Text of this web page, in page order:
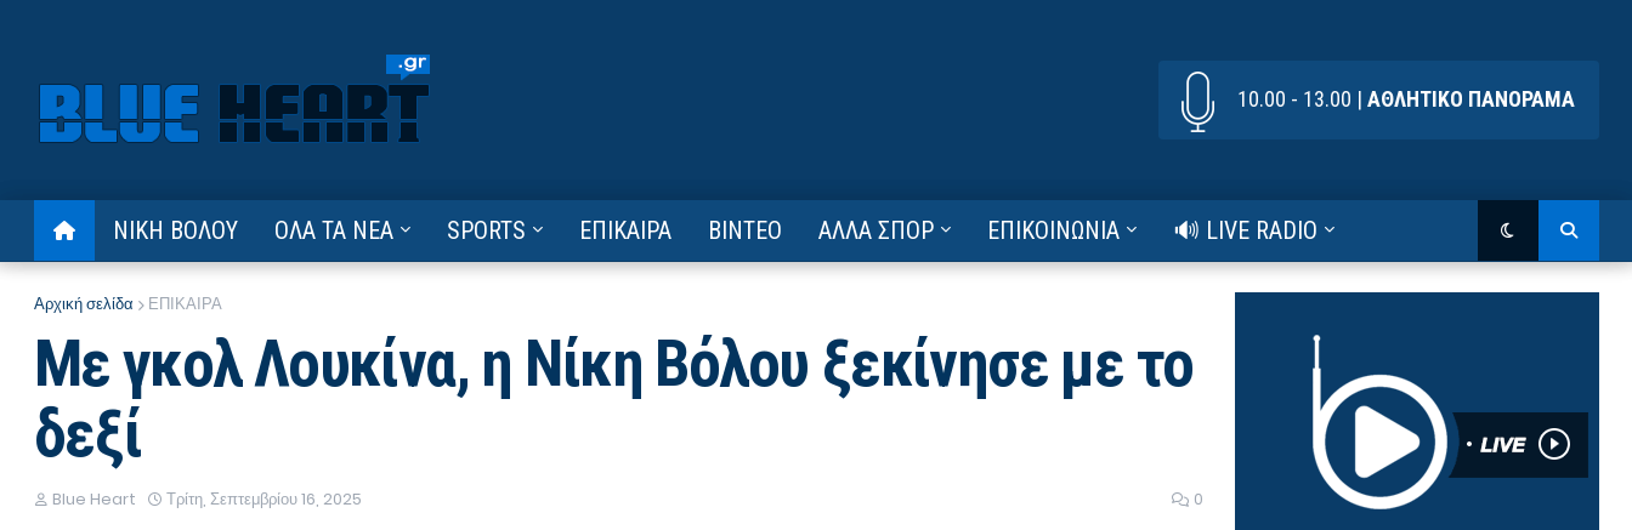
10.00 - 13.00 | ΑΘΛΗΤΙΚΟ ΠΑΝΟΡΑΜΑ
ΝΙΚΗ ΒΟΛΟΥ ΟΛΑ ΤΑ ΝΕΑ SPORTS ΕΠΙΚΑΙΡΑ ΒΙΝΤΕΟ ΑΛΛΑ ΣΠΟΡ ΕΠΙΚΟΙΝΩΝΙΑ 🔊 LIVE RADIO
Αρχική σελίδα ΕΠΙΚΑΙΡΑ
Με γκολ Λουκίνα, η Νίκη Βόλου ξεκίνησε με το
δεξί
Blue Heart Τρίτη, Σεπτεμβρίου 16, 2025 0